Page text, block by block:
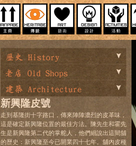
新興隆皮號
走到基隆街十字路口，傳來陣陣濃烈的皮革味，
這是確定新興隆位置的最佳方法。陳先生和霍先
生是新興隆第二代的掌舵人，他們細說出這間舖
的歷史：新興隆至今已開業四十七年。舖內皮種